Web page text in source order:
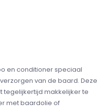
en conditioner speciaal
van de baard. Deze
tegelijkertijd makkelijker te
met baardolie of